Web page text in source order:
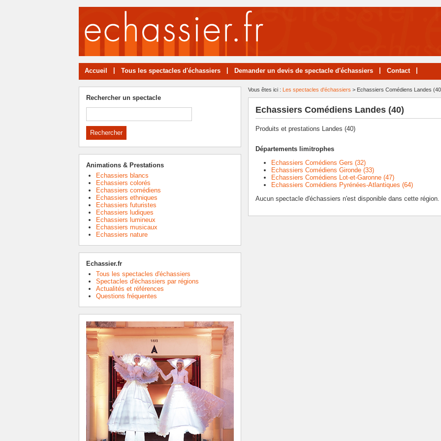
Accueil Tous les spectacles d'échassiers Demander un devis de spectacle d'échassiers Contact
Vous êtes ici : Les spectacles d'échassiers > Echassiers Comédiens Landes
Echassiers Comédiens Landes (40)
Produits et prestations Landes (40)
Départements limitrophes
Echassiers Comédiens Gers (32)
Echassiers Comédiens Gironde (33)
Echassiers Comédiens Lot-et-Garonne (47)
Echassiers Comédiens Pyrénées-Atlantiques (64)
Aucun spectacle d'échassiers n'est disponible dans cette région.
Rechercher un spectacle
Animations & Prestations
Echassiers blancs
Echassiers colorés
Echassiers comédiens
Echassiers ethniques
Echassiers futuristes
Echassiers ludiques
Echassiers lumineux
Echassiers musicaux
Echassiers nature
Echassier.fr
Tous les spectacles d'échassiers
Spectacles d'échassiers par régions
Actualités et références
Questions fréquentes